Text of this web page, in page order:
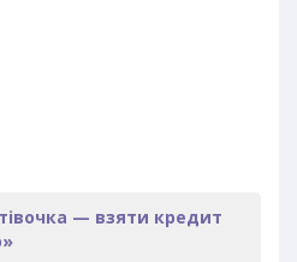
— взяти кредит